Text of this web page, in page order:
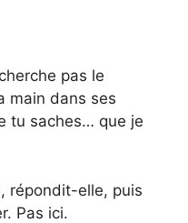
pas le
main dans ses
tu saches… que je
répondit-elle, puis
Pas ici.